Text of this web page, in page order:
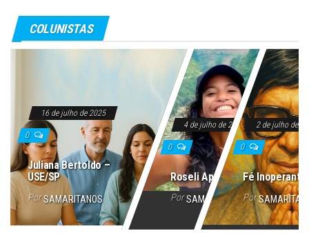
bo
ok
to
do
n
ail
COLUNISTAS
16 de julho de 2025
0
Juliana Bertoldo –
USE/SP
Por SAMARITANOS
4 de julho de 2025
0
Roseli Aparecida
Por SAMARITANOS
2 de julho de
0
Fé Inoperante
Por